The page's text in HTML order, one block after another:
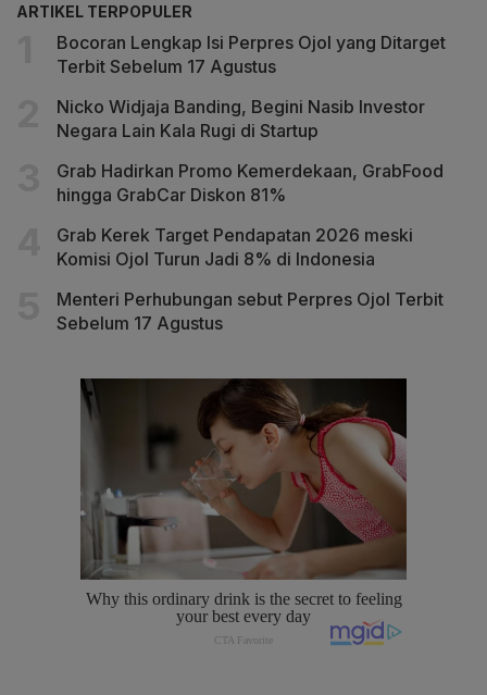
ARTIKEL TERPOPULER
Bocoran Lengkap Isi Perpres Ojol yang Ditarget
Terbit Sebelum 17 Agustus
Nicko Widjaja Banding, Begini Nasib Investor
Negara Lain Kala Rugi di Startup
Grab Hadirkan Promo Kemerdekaan, GrabFood
hingga GrabCar Diskon 81%
Grab Kerek Target Pendapatan 2026 meski
Komisi Ojol Turun Jadi 8% di Indonesia
Menteri Perhubungan sebut Perpres Ojol Terbit
Sebelum 17 Agustus